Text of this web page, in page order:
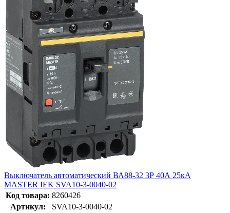
Выключатель автоматический ВА88-32 3Р 40А 25кА
MASTER IEK SVA10-3-0040-02
Код товара: 8260426
Артикул:
SVA10-3-0040-02